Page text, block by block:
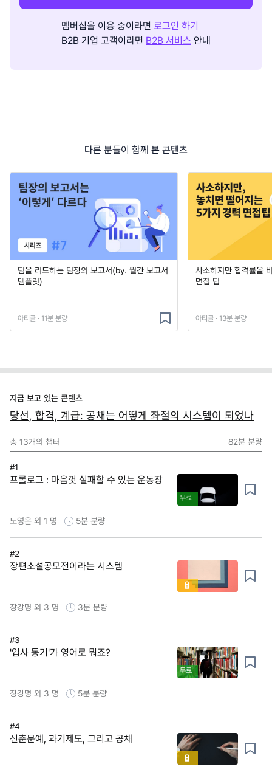
멤버십을 이용 중이라면 로그인 하기
B2B 기업 고객이라면 B2B 서비스 안내
다른 분들이 함께 본 콘텐츠
팀을 리드하는 팀장의 보고서(by. 월간 보고서
템플릿)
아티클 · 11분 분량
사소하지만 합격률을
면접 팁
아티클 · 13분 분량
지금 보고 있는 콘텐츠
당선, 합격, 계급: 공채는 어떻게 좌절의 시스템이 되었나
총 13개의 챕터 82분 분량
#1
프롤로그 : 마음껏 실패할 수 있는 운동장
무료
노영은 외 1 명 5분 분량
#2
장편소설공모전이라는 시스템
장강명 외 3 명 3분 분량
#3
'입사 동기'가 영어로 뭐죠?
무료
장강명 외 3 명 5분 분량
#4
신춘문예, 과거제도, 그리고 공채